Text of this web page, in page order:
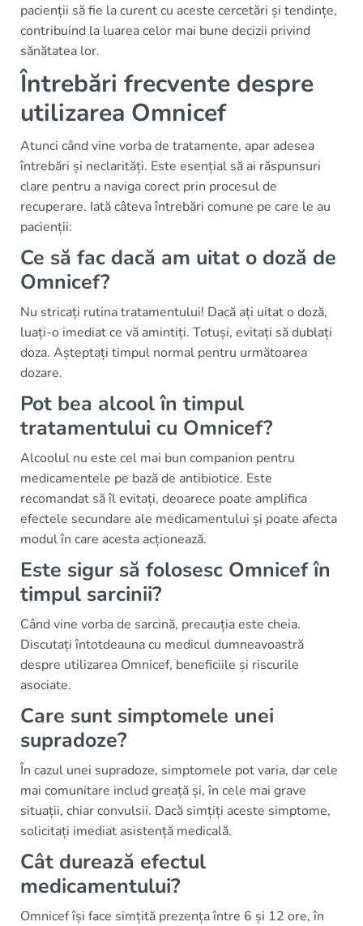
pacienții să fie la curent cu aceste cercetări și tendințe,
contribuind la luarea celor mai bune decizii privind
sănătatea lor.
Întrebări frecvente despre
utilizarea Omnicef
Atunci când vine vorba de tratamente, apar adesea
întrebări și neclarități. Este esențial să ai răspunsuri
clare pentru a naviga corect prin procesul de
recuperare. Iată câteva întrebări comune pe care le au
pacienții:
Ce să fac dacă am uitat o doză de
Omnicef?
Nu stricați rutina tratamentului! Dacă ați uitat o doză,
luați-o imediat ce vă amintiți. Totuși, evitați să dublați
doza. Așteptați timpul normal pentru următoarea
dozare.
Pot bea alcool în timpul
tratamentului cu Omnicef?
Alcoolul nu este cel mai bun companion pentru
medicamentele pe bază de antibiotice. Este
recomandat să îl evitați, deoarece poate amplifica
efectele secundare ale medicamentului și poate afecta
modul în care acesta acționează.
Este sigur să folosesc Omnicef în
timpul sarcinii?
Când vine vorba de sarcină, precauția este cheia.
Discutați întotdeauna cu medicul dumneavoastră
despre utilizarea Omnicef, beneficiile și riscurile
asociate.
Care sunt simptomele unei
supradoze?
În cazul unei supradoze, simptomele pot varia, dar cele
mai comunitare includ greață și, în cele mai grave
situații, chiar convulsii. Dacă simțiți aceste simptome,
solicitați imediat asistență medicală.
Cât durează efectul
medicamentului?
Omnicef își face simțită prezența între 6 și 12 ore, în